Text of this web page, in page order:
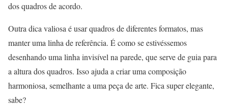
dos quadros de acordo.
Outra dica valiosa é usar quadros de diferentes formatos, mas
manter uma linha de referência. É como se estivéssemos
desenhando uma linha invisível na parede, que serve de guia para
a altura dos quadros. Isso ajuda a criar uma composição
harmoniosa, semelhante a uma peça de arte. Fica super elegante,
sabe?